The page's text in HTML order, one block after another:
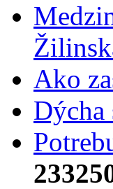
Ako
Dýcha